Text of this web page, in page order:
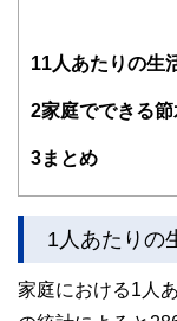
知識がな
得者を中
験者で構
ドバイザ
士、行政
かしく感
をわかり
1 1人あたりの生
2家庭でできる節
3まとめ
1人あたりの
家庭における1人